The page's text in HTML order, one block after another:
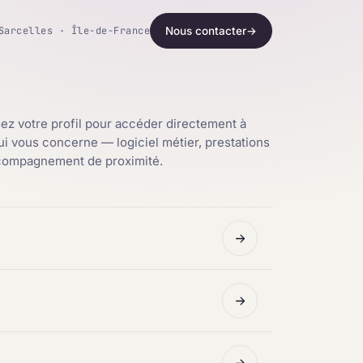
Sarcelles · Île-de-France Nous contacter→
votre profil pour accéder directement à
vous concerne — logiciel métier, prestations
de proximité.